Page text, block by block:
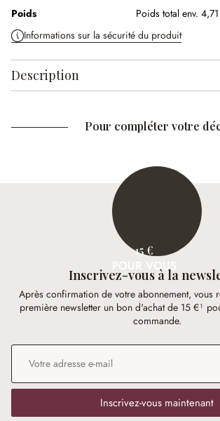
Poids
Poids total env.
Informations sur la sécurité du produit
Description
Pour compléter votre
15 €
POUR VOUS
Inscrivez-vous à la
Après confirmation de votre abonnement, vous
première newsletter un bon d'achat de 15 €¹
commande.
Adresse e-mail
Inscrivez-vous maintenant